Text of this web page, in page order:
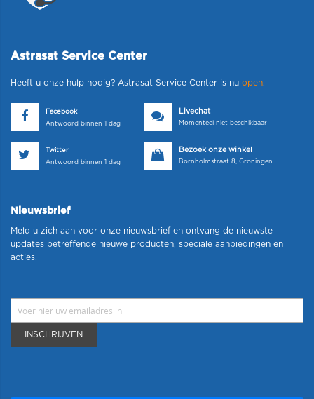
Astrasat Service Center
Heeft u onze hulp nodig? Astrasat Service Center is nu open.
Facebook
Antwoord binnen 1 dag
Livechat
Momenteel niet beschikbaar
Twitter
Antwoord binnen 1 dag
Bezoek onze winkel
Bornholmstraat 8, Groningen
Nieuwsbrief
Meld u zich aan voor onze nieuwsbrief en ontvang de nieuwste
updates betreffende nieuwe producten, speciale aanbiedingen en
acties.
INSCHRIJVEN